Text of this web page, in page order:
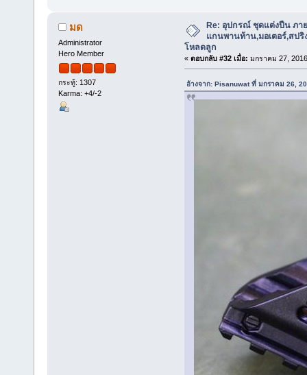
มด
Administrator
Hero Member
กระทู้: 1307
Karma: +4/-2
Re: อุปกรณ์ ชุดแต่งปืน ภา
แกนพานท้าน,มอเตอร์,สปริ
โหลดลูก
« ตอบกลับ #32 เมื่อ: มกราคม 27,
อ้างจาก: Pisanuwat ที่ มกราคม 26,